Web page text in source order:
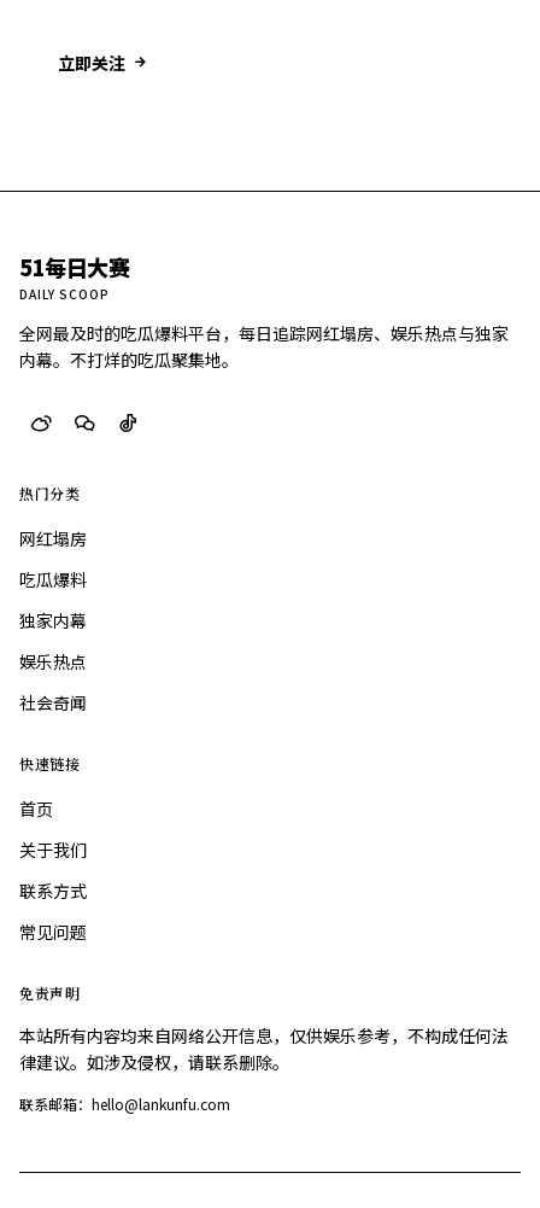
立即关注
51每日大赛
DAILY SCOOP
全网最及时的吃瓜爆料平台，每日追踪网红塌房、娱乐热点与独家
内幕。不打烊的吃瓜聚集地。
热门分类
网红塌房
吃瓜爆料
独家内幕
娱乐热点
社会奇闻
快速链接
首页
关于我们
联系方式
常见问题
免责声明
本站所有内容均来自网络公开信息，仅供娱乐参考，不构成任何法
律建议。如涉及侵权，请联系删除。
联系邮箱：hello@lankunfu.com